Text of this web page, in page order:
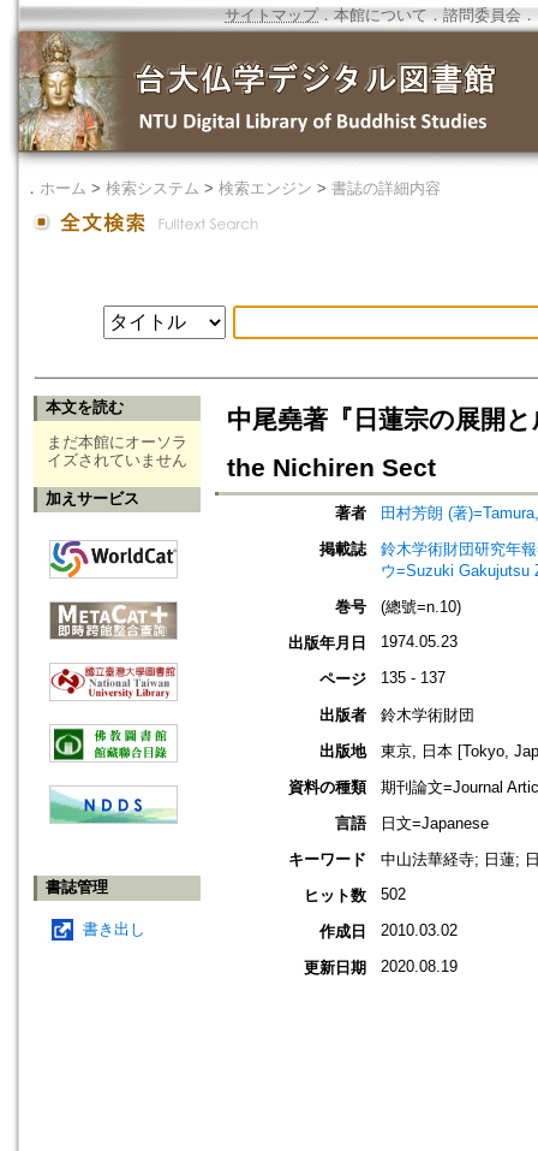
サイトマップ．本館について ． 諮問委員会 ．
． ホーム > 検索システム > 検索エンジン > 書誌の詳細内容
本文を読む
まだ本館にオーソラ
イズされていません
加えサービス
書誌管理
書き出し
中尾堯著『日蓮宗の展開
the Nichiren Sect
著者
田村芳朗 (著
掲載誌
鈴木学術財団研究年
ウ=Suzuki Gakujutsu
巻号
(總號=n.10)
出版年月日
1974.05.23
ページ 135 - 137
出版者
鈴木学術財団
出版地
東京, 日本 [Tokyo,
資料の種類
期刊論文=Journal
言語
日文=Japanese
キーワード
中山法華経寺; 日蓮;
ヒット数
502
作成日 2010.03.02
更新日期 2020.08.19